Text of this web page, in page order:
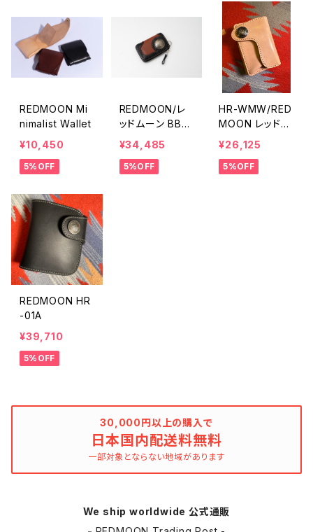
REDMOON Mi
nimalist Wallet
¥10,450
5%OFF
REDMOON/レ
ッドムーン BB-L
ZW
¥34,485
5%OFF
HR-WMW/RED
MOON レッドム
ーン サドルレザ
ーナチュラル
¥26,125
5%OFF
REDMOON HR
-01A
¥39,710
5%OFF
30,000円以上の購入で
日本国内配送料無料
一部対象とならない地域があります
We ship worldwide 公式通販